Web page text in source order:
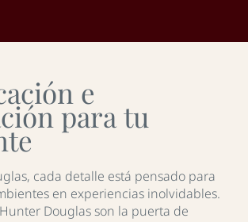
e
para tu
cada detalle está pensado para
en experiencias inolvidables.
Douglas son la puerta de